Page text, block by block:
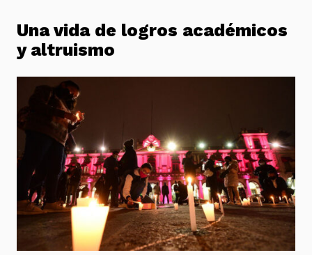
Una vida de logros académicos
y altruismo